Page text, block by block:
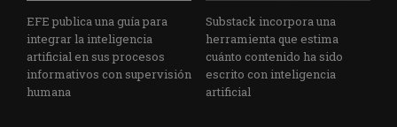
EFE publica una guía para
integrar la inteligencia
artificial en sus procesos
informativos con supervisión
humana
Substack incorpora una
herramienta que estima
cuánto contenido ha sido
escrito con inteligencia
artificial